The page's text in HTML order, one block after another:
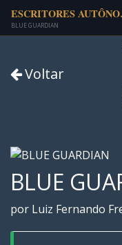
BLUE GUARDIAN
Voltar
BLUE
por Luiz Fernando